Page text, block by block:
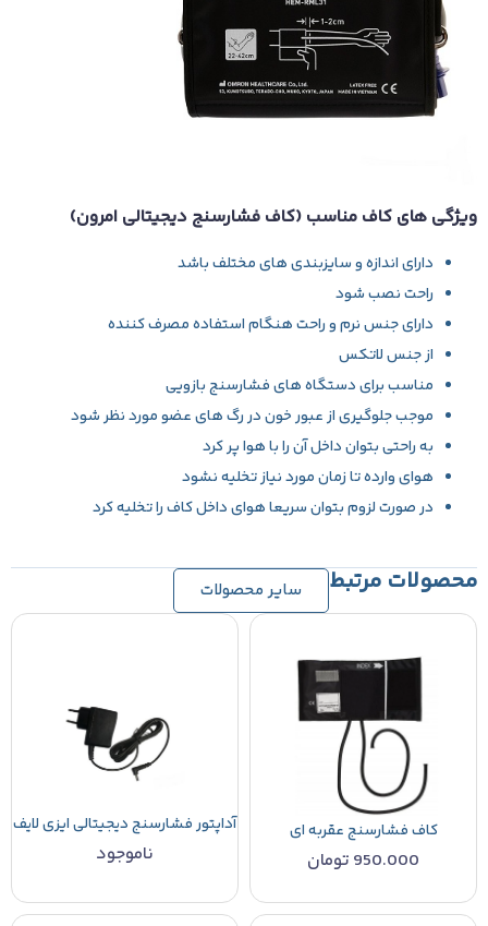
ویژگی های کاف مناسب (کاف فشارسنج دیجیتالی امرون)
دارای اندازه و سایزبندی های مختلف باشد
راحت نصب شود
دارای جنس نرم و راحت هنگام استفاده مصرف کننده
از جنس لاتکس
مناسب برای دستگاه های فشارسنج بازویی
موجب جلوگیری از عبور خون در رگ های عضو مورد نظر شود
به راحتی بتوان داخل آن را با هوا پر کرد
هوای وارده تا زمان مورد نیاز تخلیه نشود
در صورت لزوم بتوان سریعا هوای داخل کاف را تخلیه کرد
محصولات مرتبط سایر محصولات
کاف فشارسنج عقربه ای
950.000 تومان
آداپتور فشارسنج دیجیتالی ایزی لایف
ناموجود